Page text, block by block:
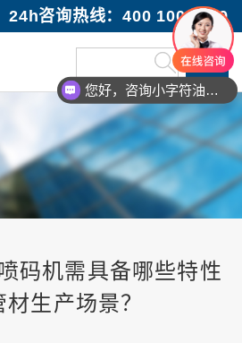
24h咨询热线：400 100 1089
码机需具备哪些特性
生产场景？
您好，咨询小字符油墨喷码机